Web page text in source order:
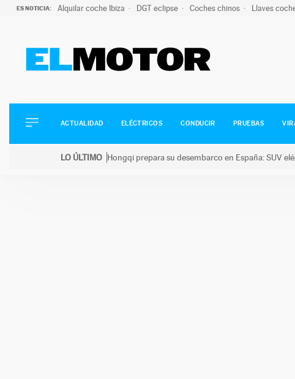
ES NOTICIA: Alquilar coche Ibiza DGT eclipse Coches chinos Llaves
ELÉCTRICOS
CONDUCIR
ACTUALIDAD ELÉCTRICOS CONDUCIR PRUEBAS
LO ÚLTIMO Hongqi prepara su desembarco en España: SUV